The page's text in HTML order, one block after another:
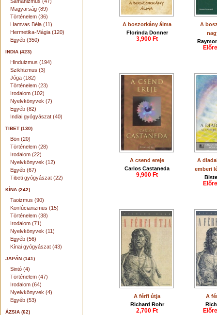
Magyarság (89)
Történelem (36)
Hamvas Béla (11)
Hermetika-Mágia (120)
Egyéb (350)
INDIA (423)
Hinduizmus (194)
Szikhizmus (3)
Jóga (182)
Történelem (23)
Irodalom (102)
Nyelvkönyvek (7)
Egyéb (82)
Indiai gyógyászat (40)
TIBET (130)
Bön (20)
Történelem (28)
Irodalom (22)
Nyelvkönyvek (12)
Egyéb (67)
Tibeti gyógyászat (22)
KÍNA (242)
Taoizmus (90)
Konfúcianizmus (15)
Történelem (38)
Irodalom (71)
Nyelvkönyvek (11)
Egyéb (56)
Kínai gyógyászat (43)
JAPÁN (141)
Sintó (4)
Történelem (47)
Irodalom (64)
Nyelvkönyvek (4)
Egyéb (53)
ÁZSIA (62)
A boszorkány álma
Florinda Donner
3,900 Ft
A
A csend ereje
Carlos Castaneda
9,900 Ft
A
emberi
A férfi útja
Richard Rohr
2,700 Ft
A